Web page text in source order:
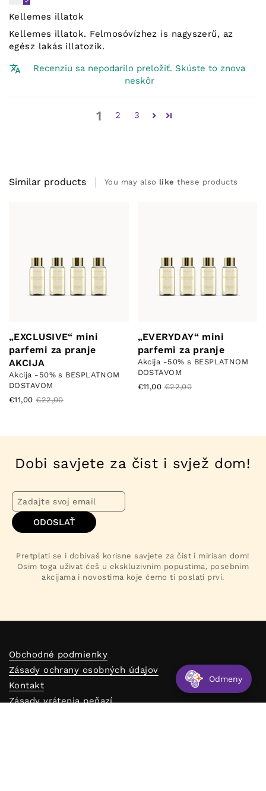
Kellemes illatok
Kellemes illatok. Felmosóvízhez is nagyszerű, az
egész lakás illatozik.
Recenziu sa nepodarilo preložiť. Skúste to znova
neskôr
1 2 3
Similar products You may also like these products
„EXCLUSIVE“ mini
parfemi za pranje
AKCIJA
Akcija -50% s BESPLATNOM
DOSTAVOM
€11,00 €22,00
„EVERYDAY“ mini
parfemi za pranje
Akcija -50% s BESPLATNOM
DOSTAVOM
€11,00 €22,00
Dobi savjete za čist i svjež dom!
ODOSLAŤ
Pretplati se i dobivaš korisne savjete za čist i mirisan dom!
Osim toga uživat ćeš u ekskluzivnim popustima, posebnim
akcijama i novostima koje ćemo ti poslati prvi.
Obchodné podmienky
Zásady ochrany osobných údajov
Kontakt
Zásady vrátenia peňazí
Odmeny